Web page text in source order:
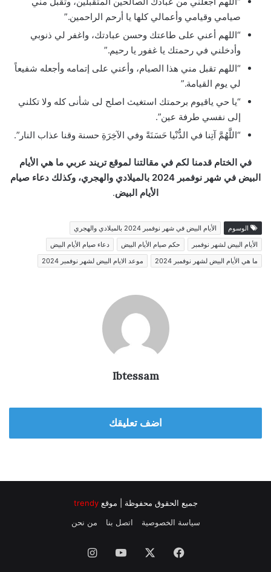
صيامي وقيامي وأعمالي كلها يا أرحم الراحمين.”
“اللهم أعني على طاعتك وحسن عبادتك، واغفر لي ذنوبي
وأدخلني في رحمتك يا غفور يا رحيم.”
“اللهم تقبل مني هذا الصيام، وأعني على إتمامه وأجعله شفيعاً
لي يوم القيامة.”
“يا حي ياقيوم برحمتك استغيث اصلح لى شأنى كله ولا تكلني
إلى نفسي طرفة عين”.
“اللَّهُمَّ آتِنا في الدُّنْيا حَسَنَةً وفي الآخِرَةِ حسنة وقنا عذاب النار”.
في الختام قدمنا لكم في مقالتنا لموقع تريند عربي ما هي الأيام
البيض في شهر نوفمبر 2024 بالميلادي والهجري، وكذلك دعاء صيام
الأيام البيض.
الوسوم
الأيام البيض في شهر نوفمبر 2024 بالميلادي والهجري
الأيام البيض لشهر نوفمبر
حكم صيام الأيام البيض
دعاء صيام الأيام البيض
ما هي الأيام البيض لشهر نوفمبر 2024
موعد الايام البيض لشهر نوفمبر 2024
Ibtessam
اضف تعليقك
جميع الحقوق محفوظة | موقع trendy
سياسة الخصوصية
اتصل بنا من نحن
فيسبوك ‫YouTube